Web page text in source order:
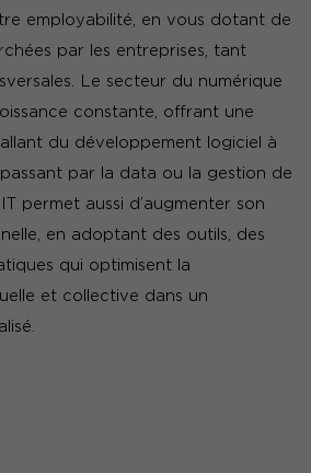
employabilité, en vous dotant de
par les entreprises, tant
Le secteur du numérique
constante, offrant une
du développement logiciel à
par la data ou la gestion de
permet aussi d’augmenter son
en adoptant des outils, des
qui optimisent la
et collective dans un